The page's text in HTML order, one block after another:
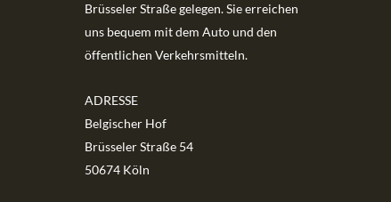
Brüsseler Straße gelegen. Sie erreichen
uns bequem mit dem Auto und den
öffentlichen Verkehrsmitteln.
ADRESSE
Belgischer Hof
Brüsseler Straße 54
50674 Köln